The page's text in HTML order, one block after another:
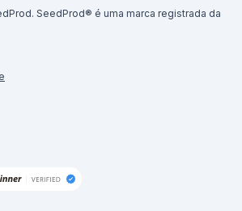
SeedProd® é uma marca registrada da